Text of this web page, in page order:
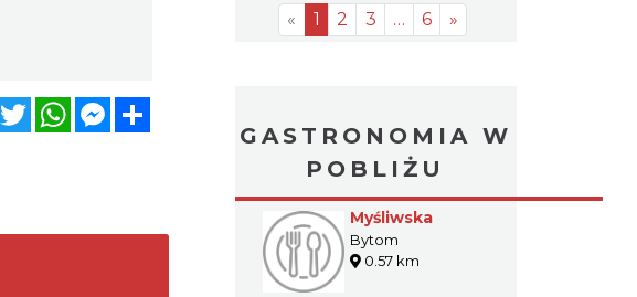
FacebookTwitterWhatsAppMessenger
« 1 2 3 … 6 »
GASTRONOMIA W
POBLIŻU
Myśliwska
Bytom
0.57 km